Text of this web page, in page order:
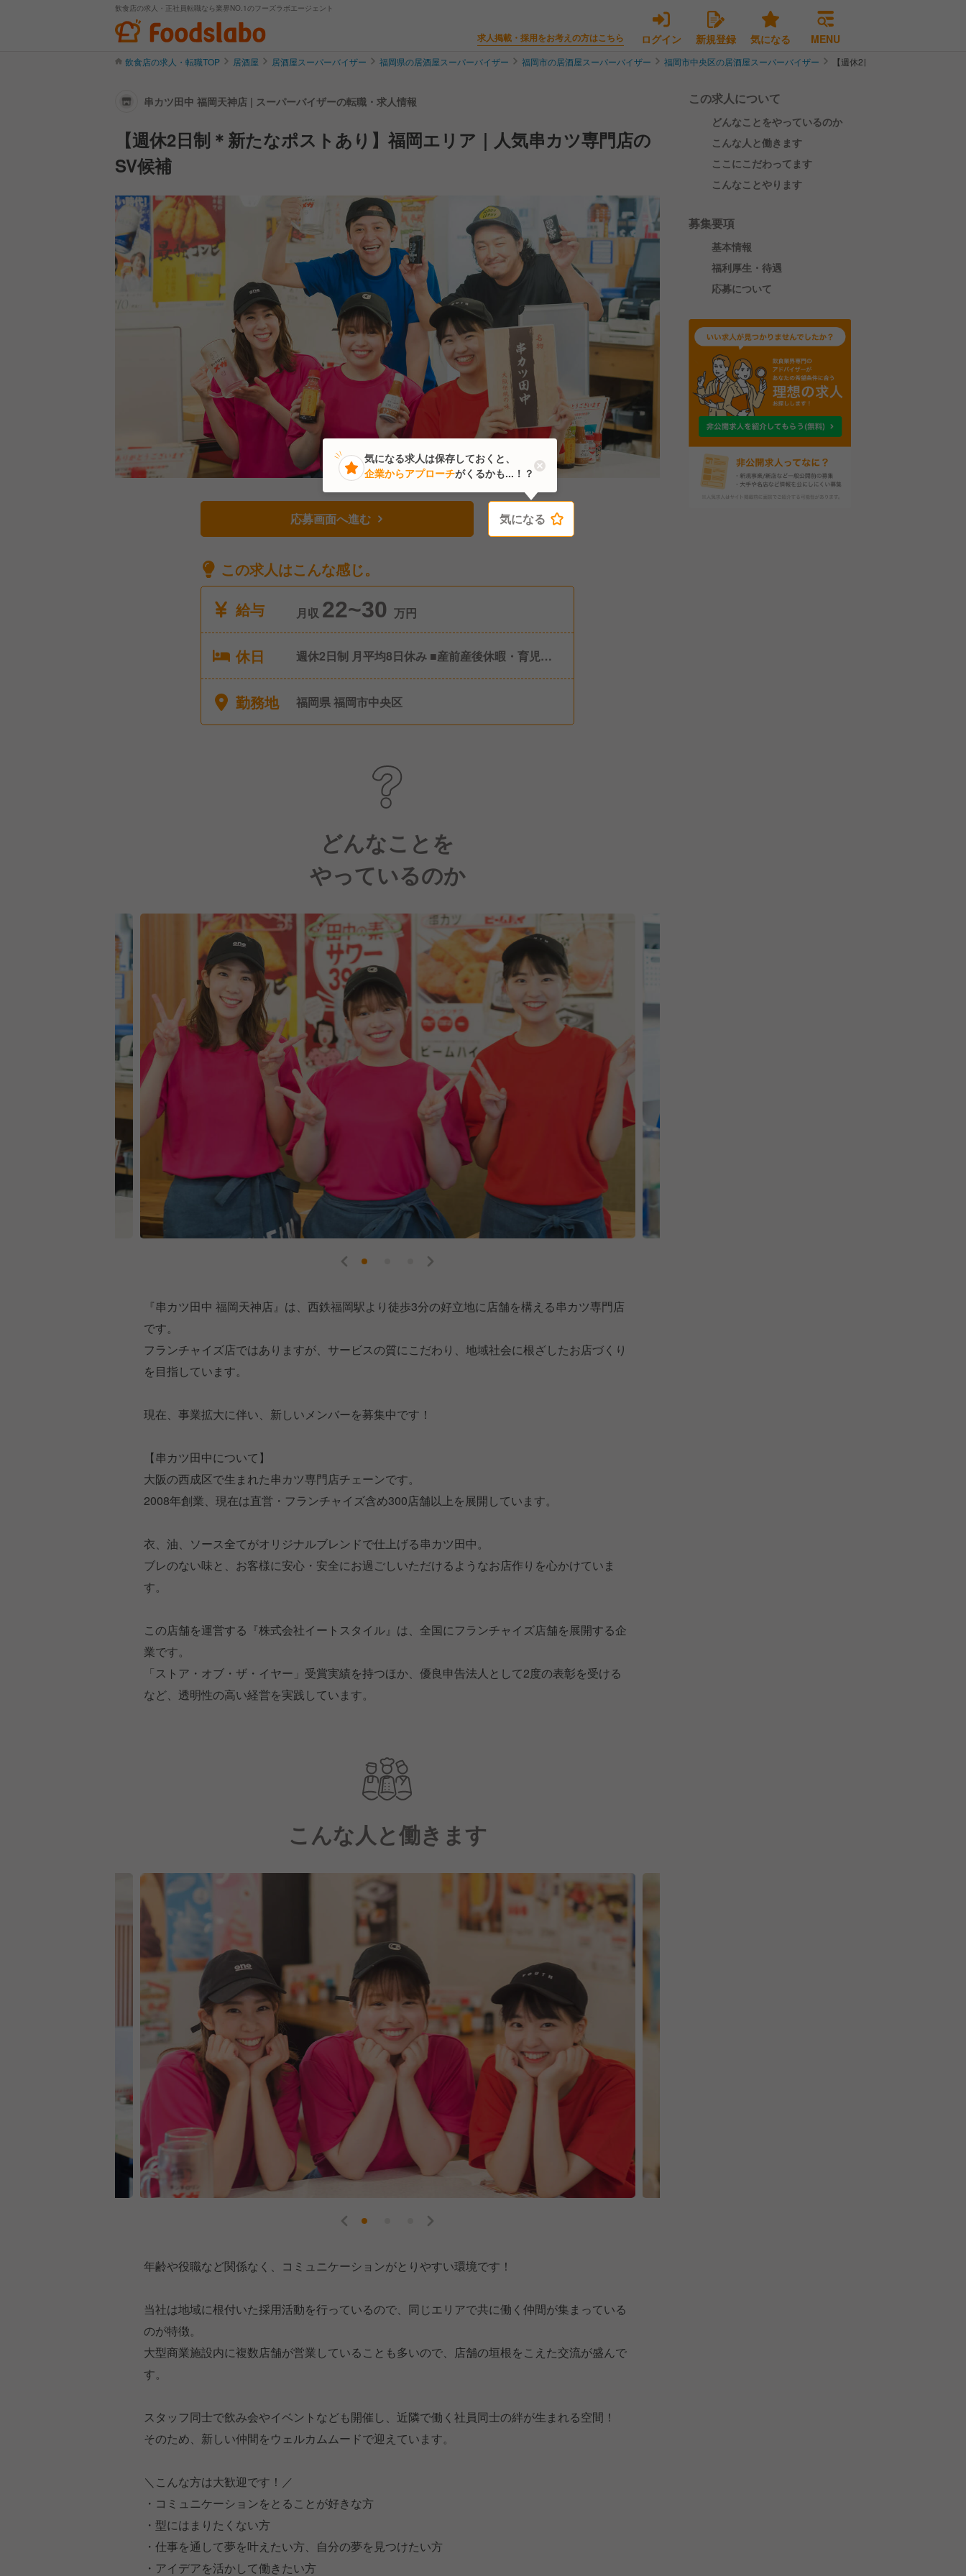
飲食店の求人・正社員転職なら業界NO.1のフーズラボエージェント
求人掲載・採用をお考えの方はこちら ログイン 新規登録 気になる MENU
飲食店の求人・転職TOP 居酒屋 居酒屋スーパーバイザー 福岡県の居酒屋スーパーバイザー 福岡市の居酒屋スーパーバイザー 福岡市中央区の居酒屋スーパーバイザー 【週休2日制＊新たなポストあり
串カツ田中 福岡天神店 | スーパーバイザーの転職・求人情報
【週休2日制＊新たなポストあり】福岡エリア｜人気串カツ専門店の
SV候補
応募画面へ進む 気になる
この求人はこんな感じ。
給与
月収 22~30 万円
休日
週休2日制 月平均8日休み ■産前産後休暇・育児休
■特別休暇
勤務地 福岡県 福岡市中央区
どんなことを
やっているのか
『串カツ田中 福岡天神店』は、西鉄福岡駅より徒歩3分の好立地に店舗を構える串カツ専門店
です。
フランチャイズ店ではありますが、サービスの質にこだわり、地域社会に根ざしたお店づくり
を目指しています。
現在、事業拡大に伴い、新しいメンバーを募集中です！
【串カツ田中について】
大阪の西成区で生まれた串カツ専門店チェーンです。
2008年創業、現在は直営・フランチャイズ含め300店舗以上を展開しています。
衣、油、ソース全てがオリジナルブレンドで仕上げる串カツ田中。
ブレのない味と、お客様に安心・安全にお過ごしいただけるようなお店作りを心かけていま
す。
この店舗を運営する『株式会社イートスタイル』は、全国にフランチャイズ店舗を展開する企
業です。
「ストア・オブ・ザ・イヤー」受賞実績を持つほか、優良申告法人として2度の表彰を受ける
など、透明性の高い経営を実践しています。
こんな人と働きます
年齢や役職など関係なく、コミュニケーションがとりやすい環境です！
当社は地域に根付いた採用活動を行っているので、同じエリアで共に働く仲間が集まっている
のが特徴。
大型商業施設内に複数店舗が営業していることも多いので、店舗の垣根をこえた交流が盛んで
す。
スタッフ同士で飲み会やイベントなども開催し、近隣で働く社員同士の絆が生まれる空間！
そのため、新しい仲間をウェルカムムードで迎えています。
＼こんな方は大歓迎です！／
・コミュニケーションをとることが好きな方
・型にはまりたくない方
・仕事を通して夢を叶えたい方、自分の夢を見つけたい方
・アイデアを活かして働きたい方
この求人について
どんなことをやっているのか
こんな人と働きます
ここにこだわってます
こんなことやります
募集要項
基本情報
福利厚生・待遇
応募について
気になる
気になる求人は保存しておくと、
企業からアプローチがくるかも...！？